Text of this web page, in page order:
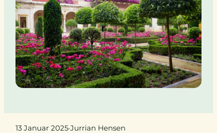
13 Januar 2025·Jurrian Hensen